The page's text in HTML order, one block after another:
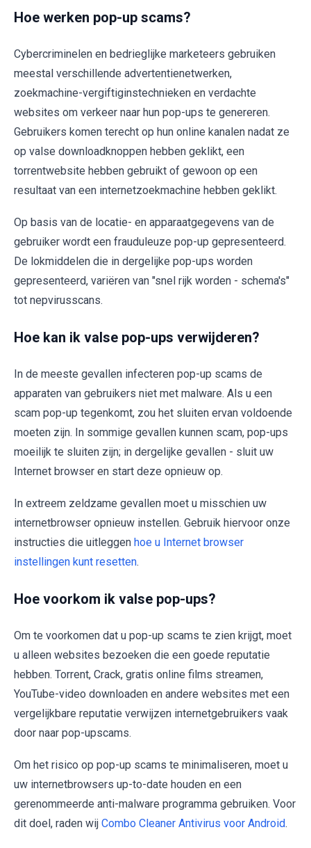
Hoe werken pop-up scams?
Cybercriminelen en bedrieglijke marketeers gebruiken
meestal verschillende advertentienetwerken,
zoekmachine-vergiftiginstechnieken en verdachte
websites om verkeer naar hun pop-ups te genereren.
Gebruikers komen terecht op hun online kanalen nadat ze
op valse downloadknoppen hebben geklikt, een
torrentwebsite hebben gebruikt of gewoon op een
resultaat van een internetzoekmachine hebben geklikt.
Op basis van de locatie- en apparaatgegevens van de
gebruiker wordt een frauduleuze pop-up gepresenteerd.
De lokmiddelen die in dergelijke pop-ups worden
gepresenteerd, variëren van "snel rijk worden - schema's"
tot nepvirusscans.
Hoe kan ik valse pop-ups verwijderen?
In de meeste gevallen infecteren pop-up scams de
apparaten van gebruikers niet met malware. Als u een
scam pop-up tegenkomt, zou het sluiten ervan voldoende
moeten zijn. In sommige gevallen kunnen scam, pop-ups
moeilijk te sluiten zijn; in dergelijke gevallen - sluit uw
Internet browser en start deze opnieuw op.
In extreem zeldzame gevallen moet u misschien uw
internetbrowser opnieuw instellen. Gebruik hiervoor onze
instructies die uitleggen hoe u Internet browser
instellingen kunt resetten.
Hoe voorkom ik valse pop-ups?
Om te voorkomen dat u pop-up scams te zien krijgt, moet
u alleen websites bezoeken die een goede reputatie
hebben. Torrent, Crack, gratis online films streamen,
YouTube-video downloaden en andere websites met een
vergelijkbare reputatie verwijzen internetgebruikers vaak
door naar pop-upscams.
Om het risico op pop-up scams te minimaliseren, moet u
uw internetbrowsers up-to-date houden en een
gerenommeerde anti-malware programma gebruiken. Voor
dit doel, raden wij Combo Cleaner Antivirus voor Android.